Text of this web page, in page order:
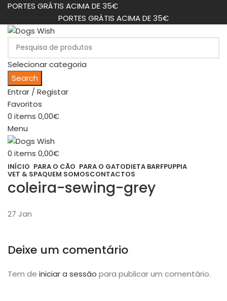
PORTES GRÁTIS ACIMA DE 35€
PORTES GRÁTIS ACIMA DE 35€
Selecionar categoria
Search
Entrar / Registar
Favoritos
0 items 0,00€
Menu
0 items 0,00€
INÍCIO PARA O CÃO PARA O GATODIETA BARFPUPPIA
VET & SPAQUEM SOMOSCONTACTOS
coleira-sewing-grey
27 Jan
Deixe um comentário
Tem de iniciar a sessão para publicar um comentário.